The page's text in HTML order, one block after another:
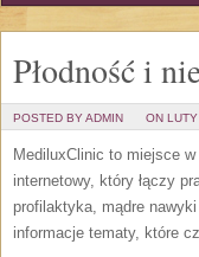
Płodność i
POSTED BY ADMIN ON
MediluxClinic to miejsce
internetowy, który łączy
profilaktyka, mądre
informacje tematy, które